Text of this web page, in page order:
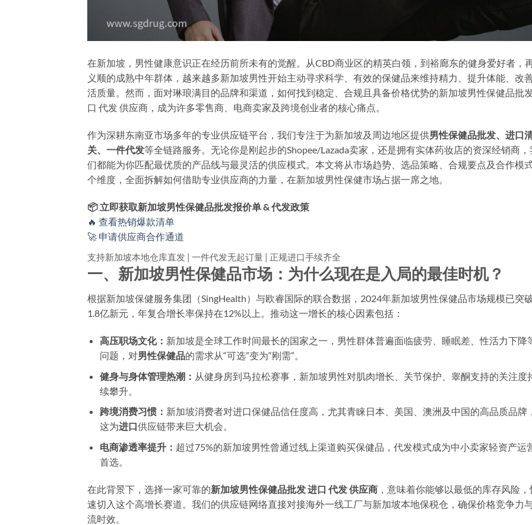
在新加坡，男性健康意识正在经历前所未有的觉醒。从CBD商业区的精英白领，到裕廊东的健身爱好者，
义顺的成熟中年群体，越来越多新加坡男性开始主动寻求科学、有效的保健品来维持精力、提升体能、改
活质量。然而，面对琳琅满目的品牌和渠道，如何找到稳定、合规且具备价格优势的新加坡男性保健品批
口 代发 供应商 ，成为许多零售商、电商卖家及跨境创业者的核心痛点。
作为深耕东南亚市场多年的专业供应链平台，我们专注于为新加坡及周边地区提供男性保健品批发、进口
关、一件代发等全链路服务。无论你是刚起步的Shopee/Lazada卖家，还是拥有实体药妆店的资深经销商，
们都能为你匹配最优质的产品线与最灵活的供应模式。本文将从市场趋势、选品策略、合规要点及合作模
个维度，全面拆解如何借助专业供应商的力量，在新加坡男性保健市场占据一席之地。
📦 立即获取新加坡男性保健品批发报价单 & 代发政策
🔥 查看热销爆款清单
🚀 申请供应商合作通道
支持新加坡本地仓库直发 | 一件代发无起订量 | 正规进口手续齐全
一、新加坡男性保健品市场：为什么现在是入局的最佳时机？
根据新加坡保健服务集团（SingHealth）与欧睿国际的联合数据，2024年新加坡男性保健品市场规模已突
1.8亿新元，年复合增长率保持在12%以上。推动这一增长的核心因素包括：
高压职场文化： 新加坡是全球工作时间最长的国家之一，男性群体普遍面临疲劳、睡眠差、性活力下降
问题，对男性保健品的需求从“可选”变为“刚需”。
健身与身体管理热潮： 从健身房到马拉松赛事，新加坡男性对肌肉增长、关节保护、睾酮支持的关注度
续攀升。
跨境消费习惯： 新加坡消费者对进口保健品信任度高，尤其青睐日本、美国、澳洲及中国的高品质品牌，
这为进口供应链带来巨大机会。
电商渗透率提升： 超过75%的新加坡男性曾通过线上渠道购买保健品，代发模式成为中小卖家轻资产运
首选。
在此背景下，选择一家可靠的新加坡男性保健品批发 进口 代发 供应商 ，意味着你能够以最低的库存风险，
速切入这个高增长赛道。我们的供应链网络直接对接海外一线工厂与新加坡本地保税仓，确保价格竞争力
流时效。